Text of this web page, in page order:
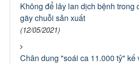
Không để lây lan dịch bệnh trong
gãy chuỗi sản xuất
(12/05/2021)
Chân dung "soái ca 11.000 tỷ" kế